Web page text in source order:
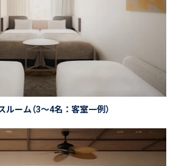
ーム（3～4名：客室一例）